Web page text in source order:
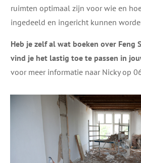
ruimten optimaal zijn voor wie en
ingedeeld en ingericht kunnen
Heb je zelf al wat boeken over Feng
vind je het lastig toe te passen in
voor meer informatie naar Nicky op